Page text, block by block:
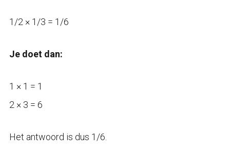
1/2 × 1/3 = 1/6
Je doet dan:
1 × 1 = 1
2 × 3 = 6
Het antwoord is dus 1/6.